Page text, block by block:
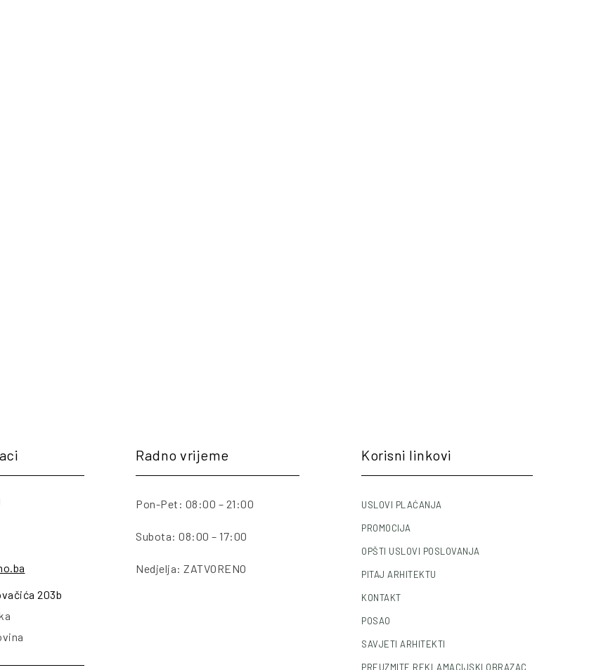
203b
Radno vrijeme
Pon-Pet: 08:00 – 21:00
Subota: 08:00 – 17:00
Nedjelja: ZATVORENO
Korisni linkovi
USLOVI PLAĆANJA
PROMOCIJA
OPŠTI USLOVI POSLOVANJA
PITAJ ARHITEKTU
KONTAKT
POSAO
SAVJETI ARHITEKTI
PREUZMITE REKLAMACIJSKI OBRAZAC